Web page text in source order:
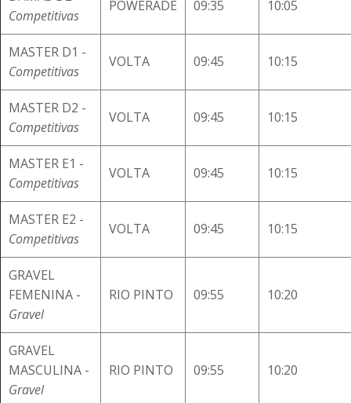
Competitivas
POWERADE 09:35 10:05
MASTER D1 -
Competitivas
VOLTA 09:45 10:15
MASTER D2 -
Competitivas
VOLTA 09:45 10:15
MASTER E1 -
Competitivas
VOLTA 09:45 10:15
MASTER E2 -
Competitivas
VOLTA 09:45 10:15
GRAVEL
FEMENINA -
Gravel
RIO PINTO 09:55 10:20
GRAVEL
MASCULINA -
Gravel
RIO PINTO 09:55 10:20